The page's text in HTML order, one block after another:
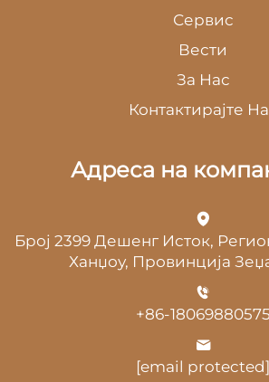
Сервис
Вести
За Нас
Контактирајте
Адреса на
Број 2399 Дешенг Исток,
Ханџоу, Провинција
+86-18069880575
[email protected]